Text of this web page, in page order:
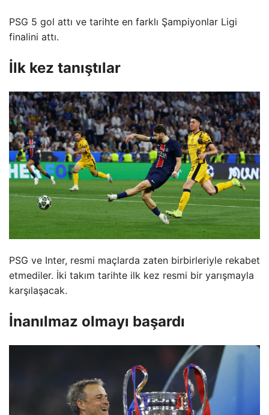
PSG 5 gol attı ve tarihte en farklı Şampiyonlar Ligi
finalini attı.
İlk kez tanıştılar
PSG ve Inter, resmi maçlarda zaten birbirleriyle rekabet
etmediler. İki takım tarihte ilk kez resmi bir yarışmayla
karşılaşacak.
İnanılmaz olmayı başardı